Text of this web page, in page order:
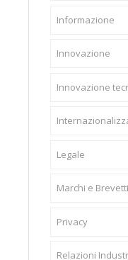
Informazione
Innovazione
Innovazione
Legale
Marchi e Brevetti
Privacy
Relazioni